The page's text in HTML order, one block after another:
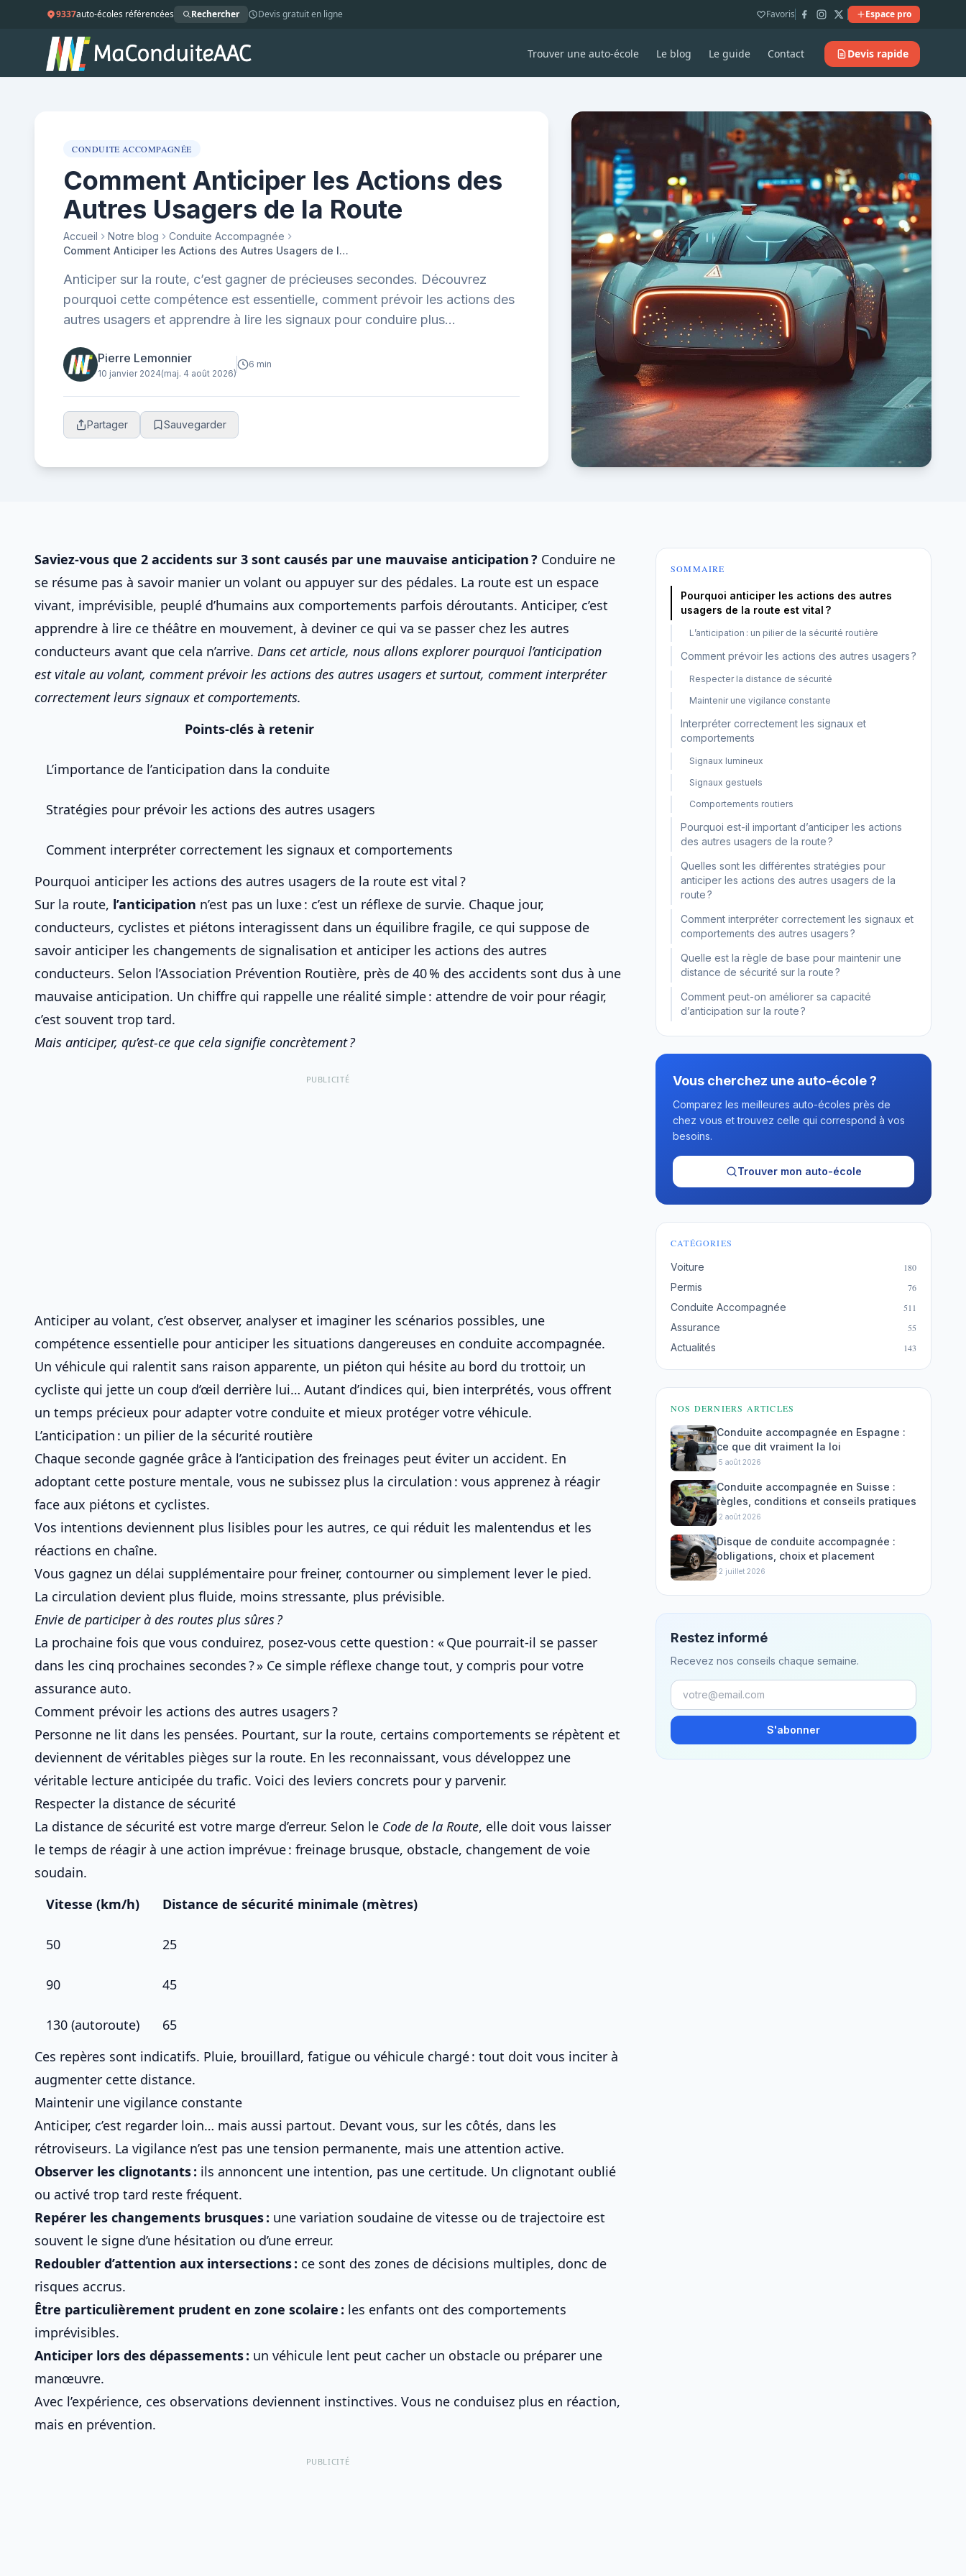
9337auto-écoles référencées Rechercher Devis gratuit en ligne Favoris Espace pro
Trouver une auto-école Le blog Le guide Contact Devis rapide
CONDUITE ACCOMPAGNÉE
Comment Anticiper les Actions des
Autres Usagers de la Route
Accueil Notre blog
Conduite Accompagnée
Comment Anticiper les Actions des Autres Usagers de la Route
Anticiper sur la route, c’est gagner de précieuses secondes. Découvrez
pourquoi cette compétence est essentielle, comment prévoir les actions des
autres usagers et apprendre à lire les signaux pour conduire plus
Pierre Lemonnier
10 janvier 2024(maj. 4 août 2026)
6 min
Partager Sauvegarder
Saviez-vous que 2 accidents sur 3 sont causés par une mauvaise anticipation ? Conduire ne
se résume pas à savoir manier un volant ou appuyer sur des pédales. La route est un espace
vivant, imprévisible, peuplé d’humains aux comportements parfois déroutants. Anticiper, c’est
apprendre à lire ce théâtre en mouvement, à deviner ce qui va se passer chez les autres
conducteurs avant que cela n’arrive. Dans cet article, nous allons explorer pourquoi l’anticipation
est vitale au volant, comment prévoir les actions des autres usagers et surtout, comment interpréter
correctement leurs signaux et comportements.
Points-clés à retenir
L’importance de l’anticipation dans la conduite
Stratégies pour prévoir les actions des autres usagers
Comment interpréter correctement les signaux et comportements
Pourquoi anticiper les actions des autres usagers de la route est vital ?
Sur la route, l’anticipation n’est pas un luxe : c’est un réflexe de survie. Chaque jour,
conducteurs, cyclistes et piétons interagissent dans un équilibre fragile, ce qui suppose de
savoir anticiper les changements de signalisation et anticiper les actions des autres
conducteurs. Selon l’Association Prévention Routière, près de 40 % des accidents sont dus à une
mauvaise anticipation. Un chiffre qui rappelle une réalité simple : attendre de voir pour réagir,
c’est souvent trop tard.
Mais anticiper, qu’est-ce que cela signifie concrètement ?
PUBLICITÉ
Anticiper au volant, c’est observer, analyser et imaginer les scénarios possibles, une
compétence essentielle pour anticiper les situations dangereuses en conduite accompagnée.
Un véhicule qui ralentit sans raison apparente, un piéton qui hésite au bord du trottoir, un
cycliste qui jette un coup d’œil derrière lui… Autant d’indices qui, bien interprétés, vous offrent
un temps précieux pour adapter votre conduite et mieux protéger votre véhicule.
L’anticipation : un pilier de la sécurité routière
Chaque seconde gagnée grâce à l’anticipation des freinages peut éviter un accident. En
adoptant cette posture mentale, vous ne subissez plus la circulation : vous apprenez à réagir
face aux piétons et cyclistes.
Vos intentions deviennent plus lisibles pour les autres, ce qui réduit les malentendus et les
réactions en chaîne.
Vous gagnez un délai supplémentaire pour freiner, contourner ou simplement lever le pied.
La circulation devient plus fluide, moins stressante, plus prévisible.
Envie de participer à des routes plus sûres ?
La prochaine fois que vous conduirez, posez-vous cette question : « Que pourrait-il se passer
dans les cinq prochaines secondes ? » Ce simple réflexe change tout, y compris pour votre
assurance auto.
Comment prévoir les actions des autres usagers ?
Personne ne lit dans les pensées. Pourtant, sur la route, certains comportements se répètent et
deviennent de véritables pièges sur la route. En les reconnaissant, vous développez une
véritable lecture anticipée du trafic. Voici des leviers concrets pour y parvenir.
Respecter la distance de sécurité
La distance de sécurité est votre marge d’erreur. Selon le Code de la Route, elle doit vous laisser
le temps de réagir à une action imprévue : freinage brusque, obstacle, changement de voie
soudain.
Vitesse (km/h)
Distance de sécurité minimale (mètres)
50 25
90 45
130 (autoroute)
65
Ces repères sont indicatifs. Pluie, brouillard, fatigue ou véhicule chargé : tout doit vous inciter à
augmenter cette distance.
Maintenir une vigilance constante
Anticiper, c’est regarder loin… mais aussi partout. Devant vous, sur les côtés, dans les
rétroviseurs. La vigilance n’est pas une tension permanente, mais une attention active.
Observer les clignotants : ils annoncent une intention, pas une certitude. Un clignotant oublié
ou activé trop tard reste fréquent.
Repérer les changements brusques : une variation soudaine de vitesse ou de trajectoire est
souvent le signe d’une hésitation ou d’une erreur.
Redoubler d’attention aux intersections : ce sont des zones de décisions multiples, donc de
risques accrus.
Être particulièrement prudent en zone scolaire : les enfants ont des comportements
imprévisibles.
Anticiper lors des dépassements : un véhicule lent peut cacher un obstacle ou préparer une
manœuvre.
Avec l’expérience, ces observations deviennent instinctives. Vous ne conduisez plus en réaction,
mais en prévention.
PUBLICITÉ
SOMMAIRE
Pourquoi anticiper les actions des autres
usagers de la route est vital ?
L’anticipation : un pilier de la sécurité routière
Comment prévoir les actions des autres usagers ?
Respecter la distance de sécurité
Maintenir une vigilance constante
Interpréter correctement les signaux et
comportements
Signaux lumineux
Signaux gestuels
Comportements routiers
Pourquoi est-il important d’anticiper les actions
des autres usagers de la route ?
Quelles sont les différentes stratégies pour
anticiper les actions des autres usagers de la
route ?
Comment interpréter correctement les signaux et
comportements des autres usagers ?
Quelle est la règle de base pour maintenir une
distance de sécurité sur la route ?
Comment peut-on améliorer sa capacité
d’anticipation sur la route ?
Vous cherchez une auto-école ?
Comparez les meilleures auto-écoles près de
chez vous et trouvez celle qui correspond à vos
besoins.
Trouver mon auto-école
CATÉGORIES
Voiture 180
Permis 76
Conduite Accompagnée 511
Assurance 55
Actualités 143
NOS DERNIERS ARTICLES
Conduite accompagnée en Espagne :
ce que dit vraiment la loi
·5 août 2026
Conduite accompagnée en Suisse :
règles, conditions et conseils pratiques
·2 août 2026
Disque de conduite accompagnée :
obligations, choix et placement
·2 juillet 2026
Restez informé
Recevez nos conseils chaque semaine.
S'abonner